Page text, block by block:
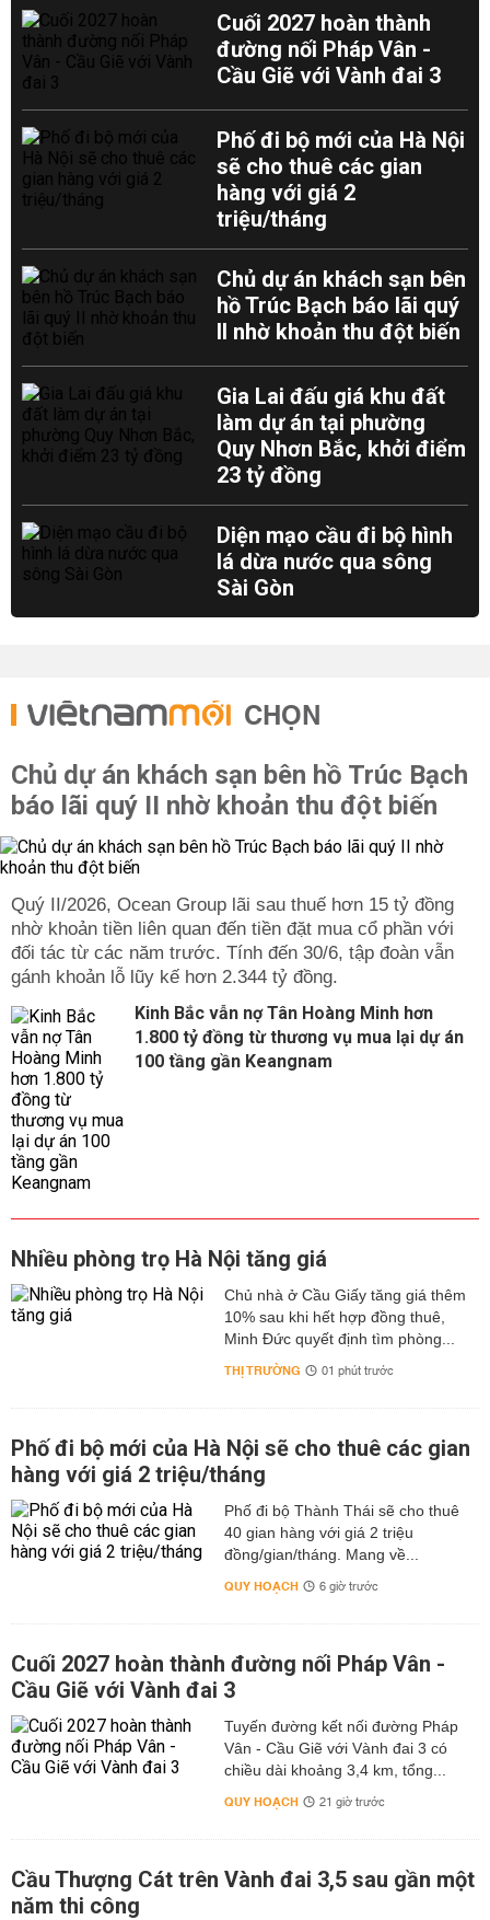
Cuối 2027 hoàn thành
đường nối Pháp Vân -
Cầu Giẽ với Vành đai 3
Phố đi bộ mới của Hà Nội
sẽ cho thuê các gian
hàng với giá 2
triệu/tháng
Chủ dự án khách sạn bên
hồ Trúc Bạch báo lãi quý
II nhờ khoản thu đột biến
Gia Lai đấu giá khu đất
làm dự án tại phường
Quy Nhơn Bắc, khởi điểm
23 tỷ đồng
Diện mạo cầu đi bộ hình
lá dừa nước qua sông
Sài Gòn
CHỌN
Chủ dự án khách sạn bên hồ Trúc Bạch
báo lãi quý II nhờ khoản thu đột biến
Quý II/2026, Ocean Group lãi sau thuế hơn 15 tỷ đồng
nhờ khoản tiền liên quan đến tiền đặt mua cổ phần với
đối tác từ các năm trước. Tính đến 30/6, tập đoàn vẫn
gánh khoản lỗ lũy kế hơn 2.344 tỷ đồng.
Kinh Bắc vẫn nợ Tân Hoàng Minh hơn
1.800 tỷ đồng từ thương vụ mua lại dự án
100 tầng gần Keangnam
Nhiều phòng trọ Hà Nội tăng giá
Chủ nhà ở Cầu Giấy tăng giá thêm
10% sau khi hết hợp đồng thuê,
Minh Đức quyết định tìm phòng...
THỊ TRƯỜNG 01 phút trước
Phố đi bộ mới của Hà Nội sẽ cho thuê các gian
hàng với giá 2 triệu/tháng
Phố đi bộ Thành Thái sẽ cho thuê
40 gian hàng với giá 2 triệu
đồng/gian/tháng. Mang về...
QUY HOẠCH 6 giờ trước
Cuối 2027 hoàn thành đường nối Pháp Vân -
Cầu Giẽ với Vành đai 3
Tuyến đường kết nối đường Pháp
Vân - Cầu Giẽ với Vành đai 3 có
chiều dài khoảng 3,4 km, tổng...
QUY HOẠCH 21 giờ trước
Cầu Thượng Cát trên Vành đai 3,5 sau gần một
năm thi công